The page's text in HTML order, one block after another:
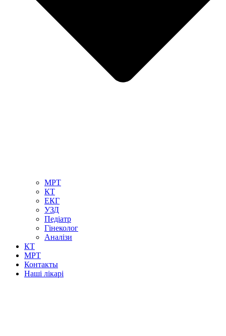
МРТ
КТ
ЕКГ
УЗД
Педіатр
Гінеколог
Аналізи
КТ
МРТ
Контакты
Наші лікарі